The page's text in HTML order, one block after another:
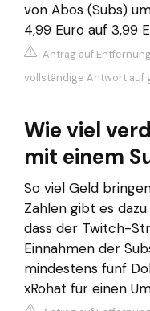
von Abos (Subs)
4,99 Euro auf 3,99
Antrag auf
vollständige Antwort auf
Wie viel
mit einem
So viel Geld
Zahlen gibt es
dass der Twitch-
Einnahmen der
mindestens fünf
xRohat für einen